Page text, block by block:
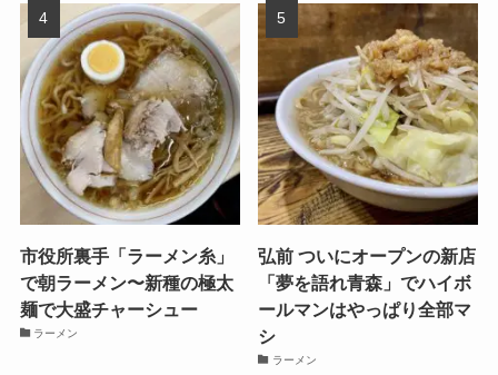
市役所裏手「ラーメン糸」
で朝ラーメン〜新種の極太
麺で大盛チャーシュー
ラーメン
弘前 ついにオープンの新店
「夢を語れ青森」でハイボ
ールマンはやっぱり全部マ
シ
ラーメン